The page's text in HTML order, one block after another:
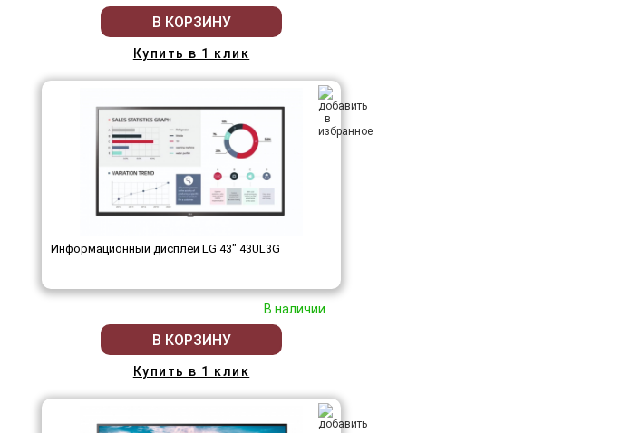
В КОРЗИНУ
Купить в 1 клик
Информационный дисплей LG 43" 43UL3G
В наличии
В КОРЗИНУ
Купить в 1 клик